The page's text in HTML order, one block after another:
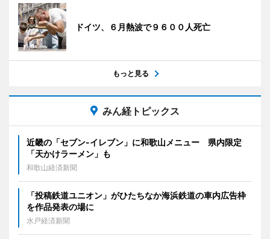
ドイツ、６月熱波で９６００人死亡
もっと見る
みん経トピックス
近畿の「セブン-イレブン」に和歌山メニュー 県内限定
「天かけラーメン」も
和歌山経済新聞
「投稿鉄道ユニオン」がひたちなか海浜鉄道の車内広告枠
を作品発表の場に
水戸経済新聞